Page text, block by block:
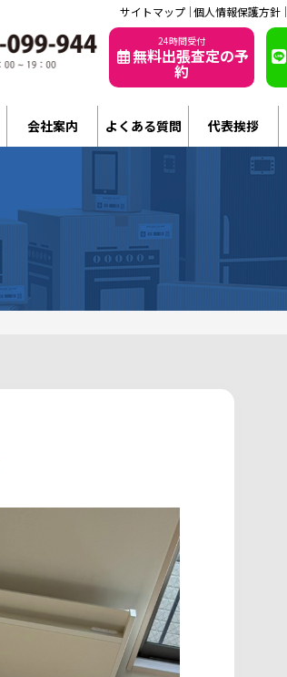
サイトマップ 個人情報保護方針
24時間受付
無料出張査定の予
約
会社案内 よくある質問 代表挨拶